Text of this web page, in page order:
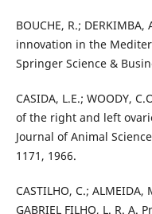
BOUCHE, R.;
innovation in the
Springer Science &
CASIDA, L.E.; WOODY,
of the right and left
Journal of Animal
1171, 1966.
CASTILHO, C.; ALMEIDA,
GABRIEL FILHO, L. R. A.